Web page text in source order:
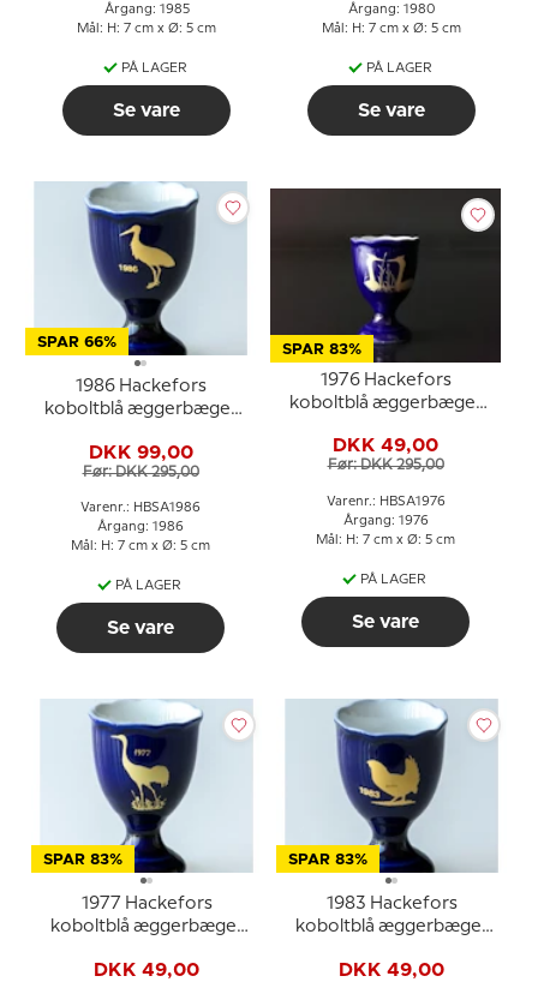
Årgang: 1985
Mål: H: 7 cm x Ø: 5 cm
PÅ LAGER
Se vare
Årgang: 1980
Mål: H: 7 cm x Ø: 5 cm
PÅ LAGER
Se vare
SPAR 66%
1986 Hackefors
koboltblå æggerbæger
DKK 99,00
Før: DKK 295,00
Varenr.: HBSA1986
Årgang: 1986
Mål: H: 7 cm x Ø: 5 cm
PÅ LAGER
Se vare
SPAR 83%
1976 Hackefors
koboltblå æggerbæger
DKK 49,00
Før: DKK 295,00
Varenr.: HBSA1976
Årgang: 1976
Mål: H: 7 cm x Ø: 5 cm
PÅ LAGER
Se vare
SPAR 83%
1977 Hackefors
koboltblå æggerbæger
DKK 49,00
SPAR 83%
1983 Hackefors
koboltblå æggerbæger
DKK 49,00